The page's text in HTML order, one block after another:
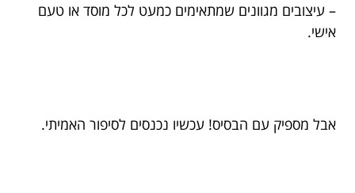
– עיצובים מגוונים שמתאימים כמעט לכל מוסד או טעם
אישי.
אבל מספיק עם הבסיס! עכשיו נכנסים לסיפור האמיתי.